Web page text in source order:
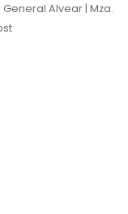
Alvear | Mza.